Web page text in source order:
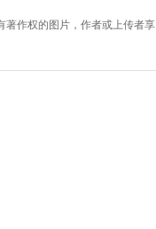
著作权的图片，作者或上传者享